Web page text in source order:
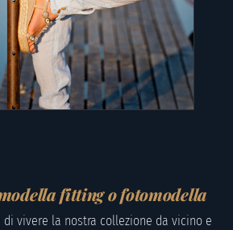
fitting o fotomodella
di vivere la nostra collezione da vicino e